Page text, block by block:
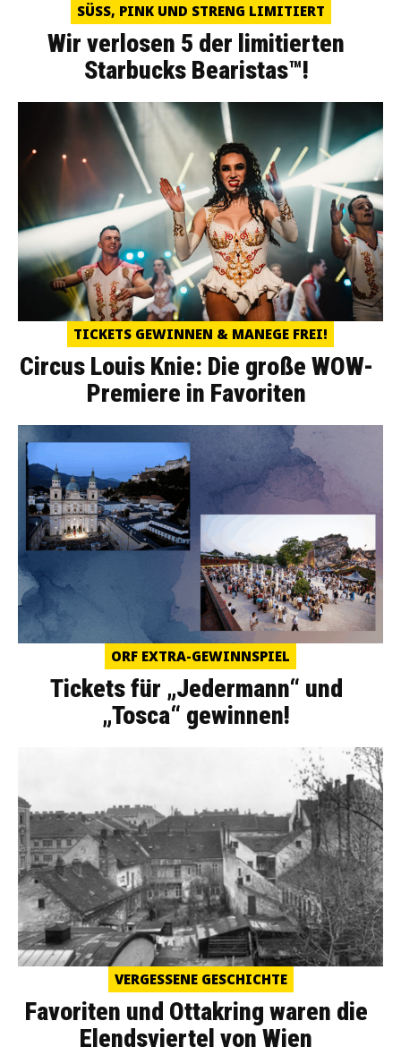
SÜSS, PINK UND STRENG LIMITIERT
Wir verlosen 5 der limitierten
Starbucks Bearistas™!
TICKETS GEWINNEN & MANEGE FREI!
Circus Louis Knie: Die große WOW-
Premiere in Favoriten
ORF EXTRA-GEWINNSPIEL
Tickets für „Jedermann“ und
„Tosca“ gewinnen!
VERGESSENE GESCHICHTE
Favoriten und Ottakring waren die
Elendsviertel von Wien